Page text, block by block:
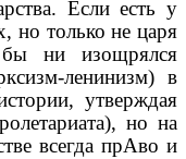
Если есть у
но только не царя
бы ни изощрялся
ленинизм) в
утверждая
но на
всегда прАво и